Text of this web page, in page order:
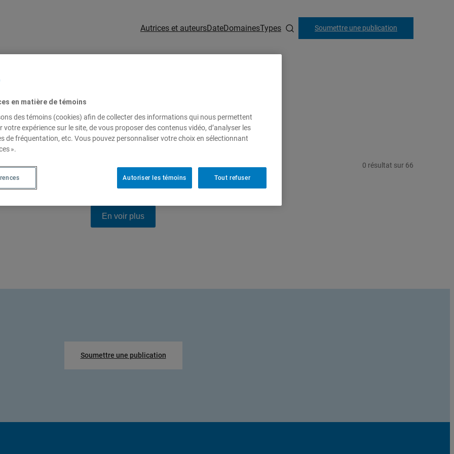
Autrices et auteursDateDomainesTypes Soumettre une publication
0 résultat sur 66
En voir plus
Soumettre une publication
en matière de témoins
des témoins (cookies) afin de collecter des informations qui nous permettent
votre expérience sur le site, de vous proposer des contenus vidéo, d’analyser les
de fréquentation, etc. Vous pouvez personnaliser votre choix en sélectionnant
».
Tout refuser
Autoriser les témoins